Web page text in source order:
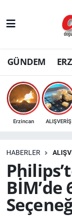
GÜNDEM
Erzincan ALIŞVERİŞ
HABERLER
BİM’de
ERZINCAN
GÜNDEM
ERZİNCAN
SAĞLIK
EKONOMİ
Bilim,
GENEL